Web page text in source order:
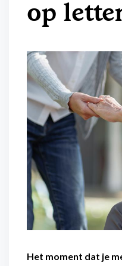
Mantelzorg aan
Diensten voor
Mantelzorger van
Flexibel inzetbaar
Snel geregeld
op
Het moment dat je